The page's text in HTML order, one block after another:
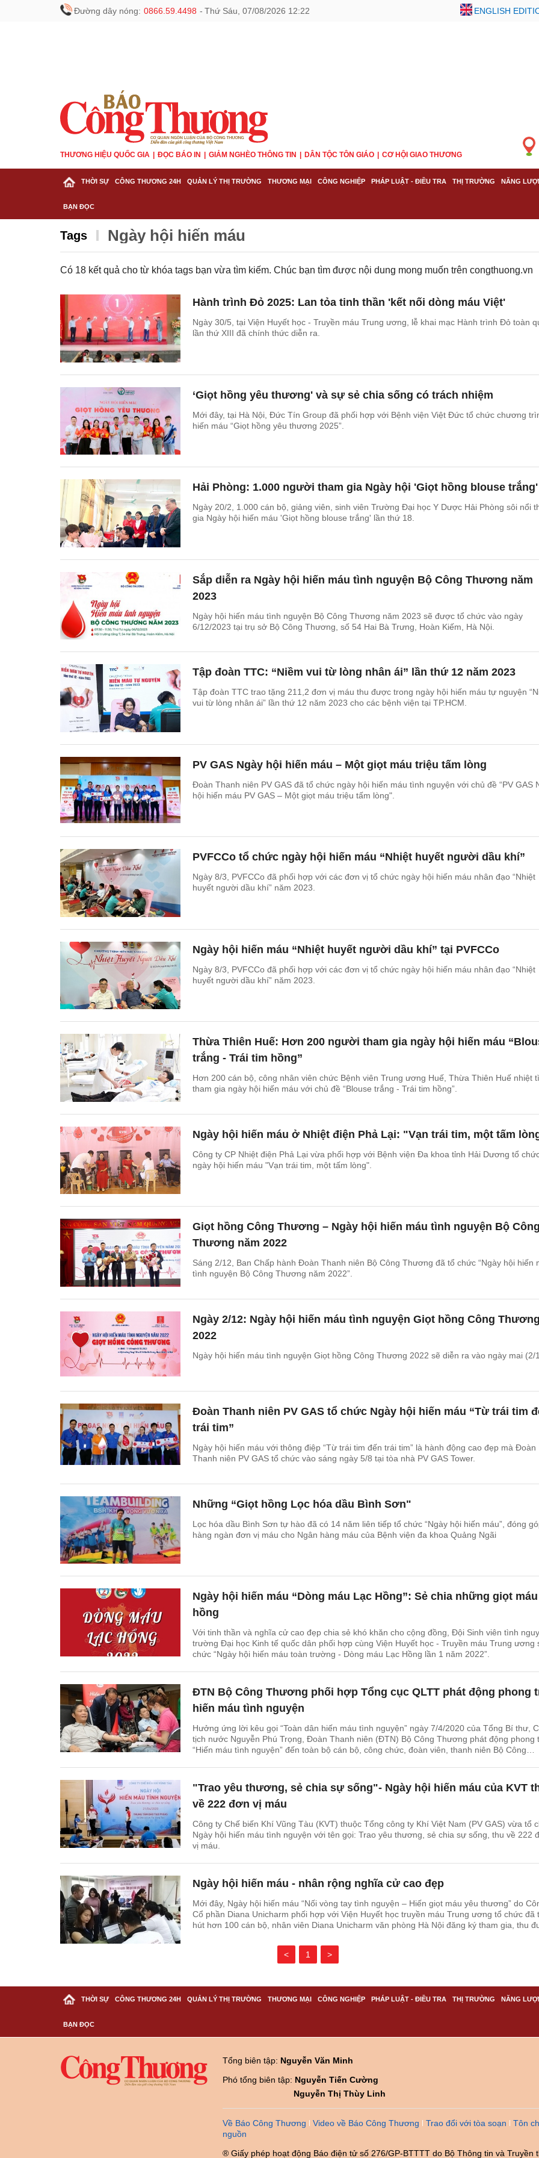
Đường dây nóng: 0866.59.4498 - Thứ Sáu, 07/08/2026 12:22 ENGLISH
THƯƠNG HIỆU QUỐC GIA ĐỌC BÁO IN GIẢM NGHÈO THÔNG TIN DÂN TỘC TÔN GIÁO CƠ HỘI GIAO THƯƠNG
THỜI SỰ CÔNG THƯƠNG 24H QUẢN LÝ THỊ TRƯỜNG THƯƠNG MẠI CÔNG NGHIỆP PHÁP LUẬT - ĐIỀU TRA THỊ TRƯỜNG NĂNG
BẠN ĐỌC
Tags Ngày hội hiến máu
Có 18 kết quả cho từ khóa tags bạn vừa tìm kiếm. Chúc bạn tìm được nội dung mong muốn trên congthuong.vn
Hành trình Đỏ 2025: Lan tỏa tinh thần 'kết nối dòng máu Việt'
Ngày 30/5, tại Viện Huyết học - Truyền máu Trung ương, lễ khai mạc Hành trình Đỏ toàn
lần thứ XIII đã chính thức diễn ra.
‘Giọt hồng yêu thương' và sự sẻ chia sống có trách nhiệm
Mới đây, tại Hà Nội, Đức Tín Group đã phối hợp với Bệnh viện Việt Đức tổ chức chương
hiến máu “Giọt hồng yêu thương 2025”.
Hải Phòng: 1.000 người tham gia Ngày hội 'Giọt hồng blouse trắng'
Ngày 20/2, 1.000 cán bộ, giảng viên, sinh viên Trường Đại học Y Dược Hải Phòng sôi nổi
gia Ngày hội hiến máu 'Giọt hồng blouse trắng' lần thứ 18.
Sắp diễn ra Ngày hội hiến máu tình nguyện Bộ Công Thương năm
2023
Ngày hội hiến máu tình nguyện Bộ Công Thương năm 2023 sẽ được tổ chức vào ngày
6/12/2023 tại trụ sở Bộ Công Thương, số 54 Hai Bà Trưng, Hoàn Kiếm, Hà Nội.
Tập đoàn TTC: “Niềm vui từ lòng nhân ái” lần thứ 12 năm 2023
Tập đoàn TTC trao tặng 211,2 đơn vị máu thu được trong ngày hội hiến máu tự nguyện
vui từ lòng nhân ái” lần thứ 12 năm 2023 cho các bệnh viện tại TP.HCM.
PV GAS Ngày hội hiến máu – Một giọt máu triệu tấm lòng
Đoàn Thanh niên PV GAS đã tổ chức ngày hội hiến máu tình nguyện với chủ đề “PV GAS
hội hiến máu PV GAS – Một giọt máu triệu tấm lòng".
PVFCCo tổ chức ngày hội hiến máu “Nhiệt huyết người dầu khí”
Ngày 8/3, PVFCCo đã phối hợp với các đơn vị tổ chức ngày hội hiến máu nhân đạo “Nhiệt
huyết người dầu khí” năm 2023.
Ngày hội hiến máu “Nhiệt huyết người dầu khí” tại PVFCCo
Ngày 8/3, PVFCCo đã phối hợp với các đơn vị tổ chức ngày hội hiến máu nhân đạo “Nhiệt
huyết người dầu khí” năm 2023.
Thừa Thiên Huế: Hơn 200 người tham gia ngày hội hiến máu
trắng - Trái tim hồng”
Hơn 200 cán bộ, công nhân viên chức Bệnh viên Trung ương Huế, Thừa Thiên Huế nhiệt
tham gia ngày hội hiến máu với chủ đề “Blouse trắng - Trái tim hồng”.
Ngày hội hiến máu ở Nhiệt điện Phả Lại: "Vạn trái tim, một tấm
Công ty CP Nhiệt điện Phả Lại vừa phối hợp với Bệnh viện Đa khoa tỉnh Hải Dương tổ
ngày hội hiến máu "Vạn trái tim, một tấm lòng".
Giọt hồng Công Thương – Ngày hội hiến máu tình nguyện Bộ Công
Thương năm 2022
Sáng 2/12, Ban Chấp hành Đoàn Thanh niên Bộ Công Thương đã tổ chức “Ngày hội hiến
tình nguyện Bộ Công Thương năm 2022”.
Ngày 2/12: Ngày hội hiến máu tình nguyện Giọt hồng Công Thương
2022
Ngày hội hiến máu tình nguyện Giọt hồng Công Thương 2022 sẽ diễn ra vào ngày mai (2/
Đoàn Thanh niên PV GAS tổ chức Ngày hội hiến máu “Từ trái tim
trái tim”
Ngày hội hiến máu với thông điệp “Từ trái tim đến trái tim” là hành động cao đẹp mà Đoàn
Thanh niên PV GAS tổ chức vào sáng ngày 5/8 tại tòa nhà PV GAS Tower.
Những “Giọt hồng Lọc hóa dầu Bình Sơn"
Lọc hóa dầu Bình Sơn tự hào đã có 14 năm liên tiếp tổ chức “Ngày hội hiến máu”, đóng
hàng ngàn đơn vị máu cho Ngân hàng máu của Bệnh viện đa khoa Quảng Ngãi
Ngày hội hiến máu “Dòng máu Lạc Hồng”: Sẻ chia những giọt máu
hồng
Với tinh thần và nghĩa cử cao đẹp chia sẻ khó khăn cho cộng đồng, Đội Sinh viên tình
trường Đại học Kinh tế quốc dân phối hợp cùng Viện Huyết học - Truyền máu Trung ương
chức “Ngày hội hiến máu toàn trường - Dòng máu Lạc Hồng lần 1 năm 2022”.
ĐTN Bộ Công Thương phối hợp Tổng cục QLTT phát động phong
hiến máu tình nguyện
Hưởng ứng lời kêu gọi “Toàn dân hiến máu tình nguyện” ngày 7/4/2020 của Tổng Bí thư,
tịch nước Nguyễn Phú Trọng, Đoàn Thanh niên (ĐTN) Bộ Công Thương phát động phong
“Hiến máu tình nguyện” đến toàn bộ cán bộ, công chức, đoàn viên, thanh niên Bộ Công
"Trao yêu thương, sẻ chia sự sống"- Ngày hội hiến máu của KVT
về 222 đơn vị máu
Công ty Chế biến Khí Vũng Tàu (KVT) thuộc Tổng công ty Khí Việt Nam (PV GAS) vừa tổ
Ngày hội hiến máu tình nguyện với tên gọi: Trao yêu thương, sẻ chia sự sống, thu về 222
vị máu.
Ngày hội hiến máu - nhân rộng nghĩa cử cao đẹp
Mới đây, Ngày hội hiến máu “Nối vòng tay tình nguyện – Hiến giọt máu yêu thương” do
Cổ phần Diana Unicharm phối hợp với Viện Huyết học truyền máu Trung ương tổ chức đã
hút hơn 100 cán bộ, nhân viên Diana Unicharm văn phòng Hà Nội đăng ký tham gia, thu
Quốc gia năm 2019 đạt hơn 190 đơn vị, tương đương gần 50.000ml.
< 1 >
THỜI SỰ CÔNG THƯƠNG 24H QUẢN LÝ THỊ TRƯỜNG THƯƠNG MẠI CÔNG NGHIỆP PHÁP LUẬT - ĐIỀU TRA THỊ TRƯỜNG NĂNG
BẠN ĐỌC
Tổng biên tập: Nguyễn Văn Minh
Phó tổng biên tập: Nguyễn Tiến Cường
Nguyễn Thị Thùy Linh
Về Báo Công Thương Video về Báo Công Thương Trao đổi với tòa soạn Tôn
nguồn
® Giấy phép hoạt động Báo điện tử số 276/GP-BTTTT do Bộ Thông tin và Truyền